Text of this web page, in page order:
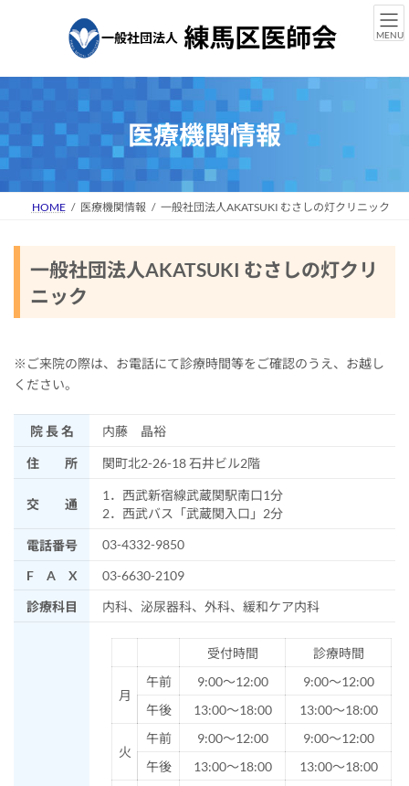
ツ
キ
ッ
プ
シ
に
移
動
医療機関情報
HOME 医療機関情報 一般社団法人AKATSUKI むさしの灯クリニック
一般社団法人AKATSUKI むさしの灯クリ
ニック
※ご来院の際は、お電話にて診療時間等をご確認のうえ、お越し
ください。
院 長 名 内藤 晶裕
住 所 関町北2-26-18 石井ビル2階
交 通
1．西武新宿線武蔵関駅南口1分
2．西武バス「武蔵関入口」2分
電話番号
03-4332-9850
F A X
03-6630-2109
診療科目
内科、泌尿器科、外科、緩和ケア内科
受付時間 診療時間
月
午前 9:00～12:00
9:00～12:00
午後
13:00～18:00 13:00～18:00
火
午前 9:00～12:00
9:00～12:00
午後
13:00～18:00 13:00～18:00
MENU